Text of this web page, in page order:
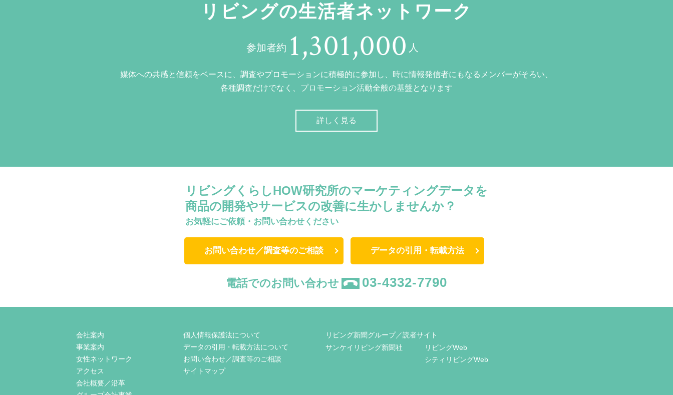
リビングの生活者ネットワーク
参加者約 1,301,000 人
媒体への共感と信頼をベースに、調査やプロモーションに積極的に参加し、時に情報発信者にもなるメンバーがそろい、
各種調査だけでなく、プロモーション活動全般の基盤となります
詳しく見る
リビングくらしHOW研究所のマーケティングデータを
商品の開発やサービスの改善に生かしませんか？
お気軽にご依頼・お問い合わせください
お問い合わせ／調査等のご相談 データの引用・転載方法
電話でのお問い合わせ 03-4332-7790
会社案内
事業案内
女性ネットワーク
アクセス
会社概要／沿革
個人情報保護法について
データの引用・転載方法について
お問い合わせ／調査等のご相談
サイトマップ
リビング新聞グループ／読者サイト
サンケイリビング新聞社
リビングWeb
シティリビングWeb